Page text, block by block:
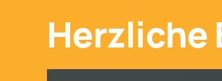
Herzliche